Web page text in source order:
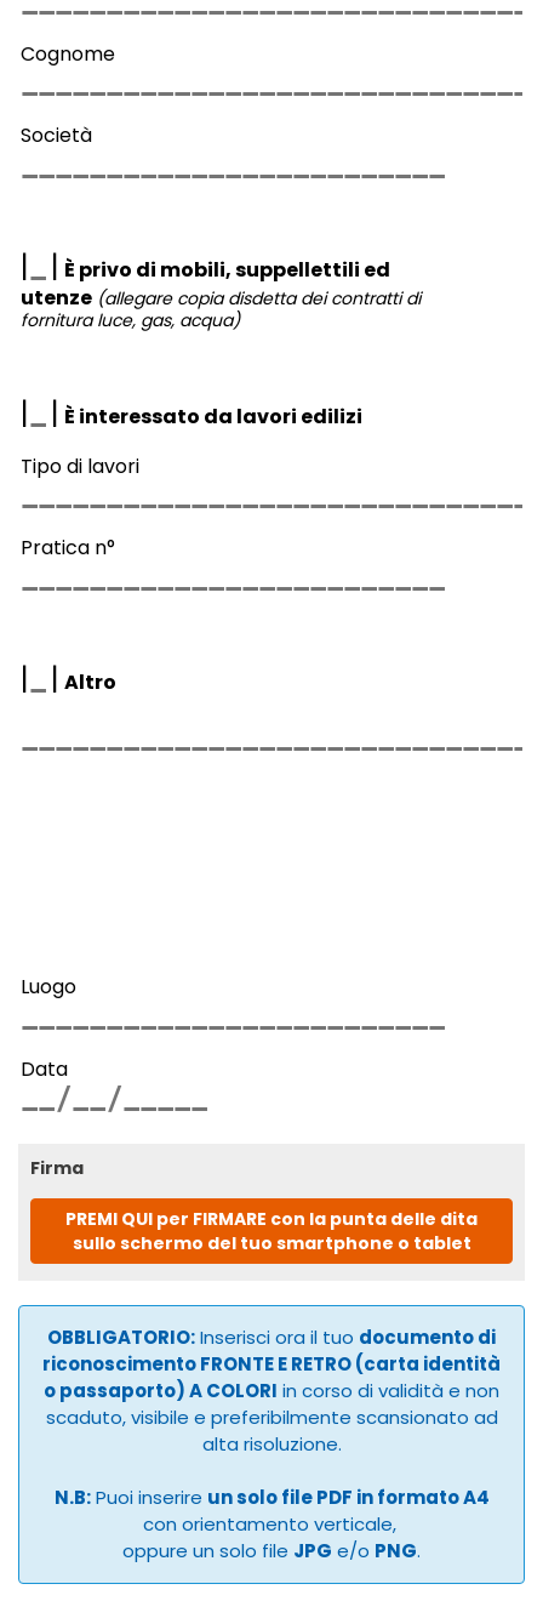
Cognome
Società
| | È privo di mobili, suppellettili ed
utenze (allegare copia disdetta dei contratti di
fornitura luce, gas, acqua)
| | È interessato da lavori edilizi
Tipo di lavori
Pratica n°
| | Altro
Luogo
Data
Firma
PREMI QUI per FIRMARE con la punta delle dita
sullo schermo del tuo smartphone o tablet
OBBLIGATORIO:Inserisci ora il tuo documento di
riconoscimento FRONTE E RETRO (carta identità
o passaporto) A COLORI in corso di validità e non
scaduto, visibile e preferibilmente scansionato ad
alta risoluzione.
N.B:Puoi inserire un solo file PDF in formato A4
con orientamento verticale,
oppure un solo file JPG e/o PNG.